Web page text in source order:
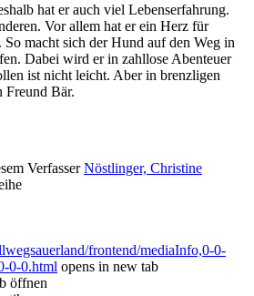
hat er auch viel Lebenserfahrung.
Vor allem hat er ein Herz für
macht sich der Hund auf den Weg in
Dabei wird er in zahllose Abenteuer
ist nicht leicht. Aber in brenzligen
Freund Bär.
Verfasser Nöstlinger, Christine
frontend/mediaInfo,0-0-
0-0.html opens in new tab
öffnen